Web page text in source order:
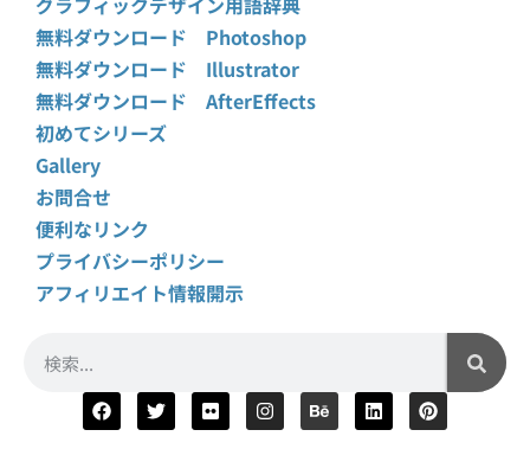
無料ダウンロード Photoshop
無料ダウンロード Illustrator
無料ダウンロード AfterEffects
初めてシリーズ
Gallery
お問合せ
便利なリンク
プライバシーポリシー
アフィリエイト情報開示